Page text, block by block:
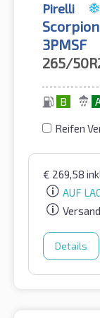
Pirelli
3PMSF
265/
B
Reifen
€ 269,58
AUF
Details